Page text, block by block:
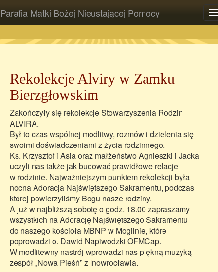
Parafia Matki Bożej Nieustającej Pomocy
Rekolekcje Alviry w Zamku
Bierzgłowskim
Zakończyły się rekolekcje Stowarzyszenia Rodzin
ALVIRA.
Był to czas wspólnej modlitwy, rozmów i dzielenia się
swoimi doświadczeniami z życia rodzinnego.
Ks. Krzysztof i Asia oraz małżeństwo Agnieszki i Jacka
uczyli nas także jak budować prawidłowe relacje
w rodzinie. Najważniejszym punktem rekolekcji była
nocna Adoracja Najświętszego Sakramentu, podczas
której powierzyliśmy Bogu nasze rodziny.
A już w najbliższą sobotę o godz. 18.00 zapraszamy
wszystkich na Adorację Najświętszego Sakramentu
do naszego kościoła MBNP w Mogilnie, które
poprowadzi o. Dawid Napiwodzki OFMCap.
W modlitewny nastrój wprowadzi nas piękną muzyką
zespół „Nowa Pieśń” z Inowrocławia.